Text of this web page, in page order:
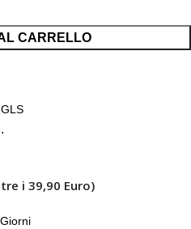
CARRELLO
i 39,90 Euro)